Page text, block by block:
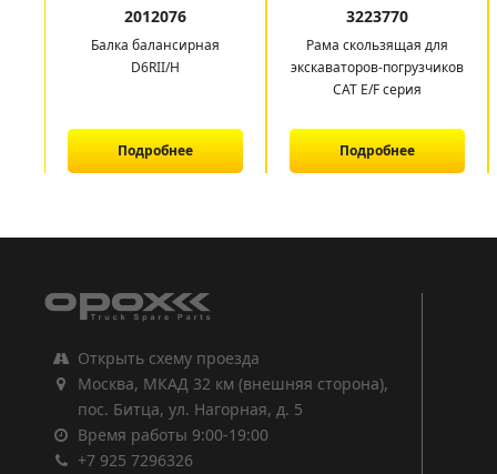
2012076
Балка балансирная
D6RII/H
Подробнее
3223770
Рама скользящая для
экскаваторов-погрузчиков
CAT E/F серия
Подробнее
Открыть схему проезда
Москва, МКАД 32 км (внешняя сторона),
пос. Битца, ул. Нагорная, д. 5
Время работы 9:00-19:00
+7 925 7296326